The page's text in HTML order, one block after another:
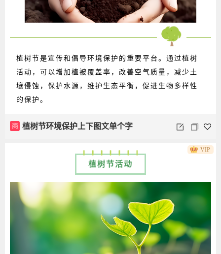
植树节是宣传和倡导环境保护的重要平台。通过植树
活动，可以增加植被覆盖率，改善空气质量，减少土
壤侵蚀，保护水源，维护生态平衡，促进生物多样性
的保护。
商 植树节环境保护上下图文单个字
植树节活动
VIP